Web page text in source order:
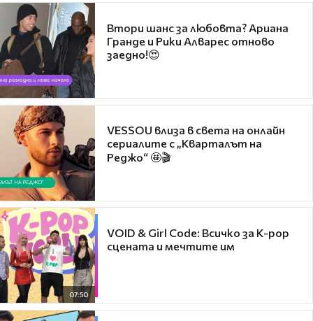
Втори шанс за любовта? Ариана
Гранде и Рики Алварес отново
заедно!😍
VESSOU влиза в света на онлайн
сериалите с „Кварталът на
Реджо“ 🤩🎬
07:50
VOID & Girl Code: Всичко за K-pop
сцената и мечтите им